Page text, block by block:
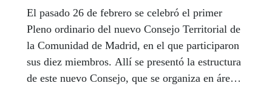
El pasado 26 de febrero se celebró el primer
Pleno ordinario del nuevo Consejo Territorial de
la Comunidad de Madrid, en el que participaron
sus diez miembros. Allí se presentó la estructura
de este nuevo Consejo, que se organiza en áreas